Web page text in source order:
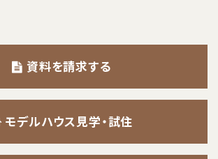
資料を請求する
モデルハウス見学・試住